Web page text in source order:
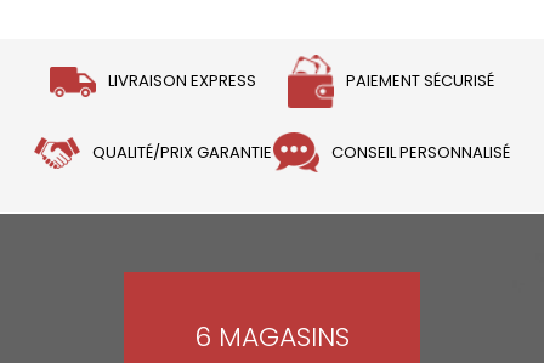
LIVRAISON EXPRESS PAIEMENT SÉCURISÉ
QUALITÉ/PRIX GARANTIE CONSEIL PERSONNALISÉ
6 MAGASINS